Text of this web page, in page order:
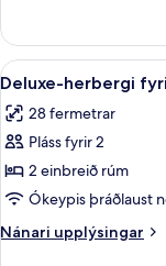
tvíbreitt
rúm
herbergi
1
tvíbreitt
rúm
Skoða
allar
myndir
fyrir
Deluxe-
herbergi
fyrir
tvo,
5
Deluxe-herbergi
28 fermetrar
Pláss fyrir 2
2 einbreið rúm
Ókeypis þráðlaust
Nánari upplýsingar
Nánari